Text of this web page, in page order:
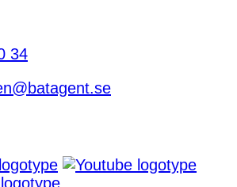
34